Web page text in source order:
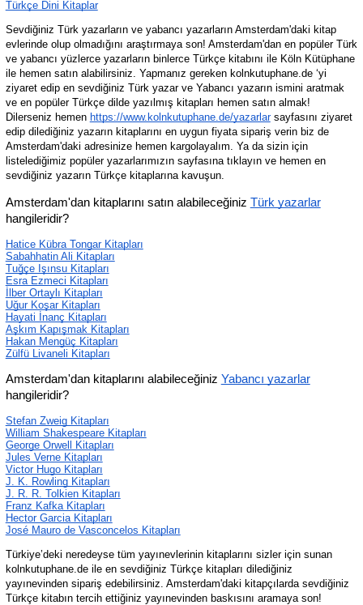
Türkçe Dini Kitaplar
Sevdiğiniz Türk yazarların ve yabancı yazarların Amsterdam'daki kitap
evlerinde olup olmadığını araştırmaya son! Amsterdam'dan en popüler Türk
ve yabancı yüzlerce yazarların binlerce Türkçe kitabını ile Köln Kütüphane
ile hemen satın alabilirsiniz. Yapmanız gereken kolnkutuphane.de ‘yi
ziyaret edip en sevdiğiniz Türk yazar ve Yabancı yazarın ismini aratmak
ve en popüler Türkçe dilde yazılmış kitapları hemen satın almak!
Dilerseniz hemen https://www.kolnkutuphane.de/yazarlar sayfasını ziyaret
edip dilediğiniz yazarın kitaplarını en uygun fiyata sipariş verin biz de
Amsterdam'daki adresinize hemen kargolayalım. Ya da sizin için
listelediğimiz popüler yazarlarımızın sayfasına tıklayın ve hemen en
sevdiğiniz yazarın Türkçe kitaplarına kavuşun.
Amsterdam'dan kitaplarını satın alabileceğiniz Türk yazarlar
hangileridir?
Hatice Kübra Tongar Kitapları
Sabahhatin Ali Kitapları
Tuğçe Işınsu Kitapları
Esra Ezmeci Kitapları
İlber Ortaylı Kitapları
Uğur Koşar Kitapları
Hayati İnanç Kitapları
Aşkım Kapışmak Kitapları
Hakan Mengüç Kitapları
Zülfü Livaneli Kitapları
Amsterdam'dan kitaplarını alabileceğiniz Yabancı yazarlar
hangileridir?
Stefan Zweig Kitapları
William Shakespeare Kitapları
George Orwell Kitapları
Jules Verne Kitapları
Victor Hugo Kitapları
J. K. Rowling Kitapları
J. R. R. Tolkien Kitapları
Franz Kafka Kitapları
Hector Garcia Kitapları
José Mauro de Vasconcelos Kitapları
Türkiye’deki neredeyse tüm yayınevlerinin kitaplarını sizler için sunan
kolnkutuphane.de ile en sevdiğiniz Türkçe kitapları dilediğiniz
yayınevinden sipariş edebilirsiniz. Amsterdam'daki kitapçılarda sevdiğiniz
Türkçe kitabın tercih ettiğiniz yayınevinden baskısını aramaya son!